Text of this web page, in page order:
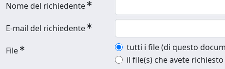
Nome del richiedente
E-mail del richiedente
File
tutti i file (di questo
il file(s) che avete richiesto